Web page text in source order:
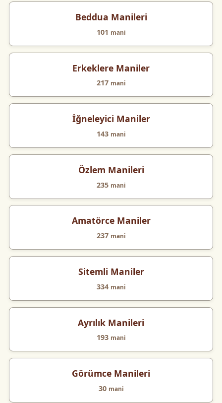
Beddua Manileri
101 mani
Erkeklere Maniler
217 mani
İğneleyici Maniler
143 mani
Özlem Manileri
235 mani
Amatörce Maniler
237 mani
Sitemli Maniler
334 mani
Ayrılık Manileri
193 mani
Görümce Manileri
30 mani